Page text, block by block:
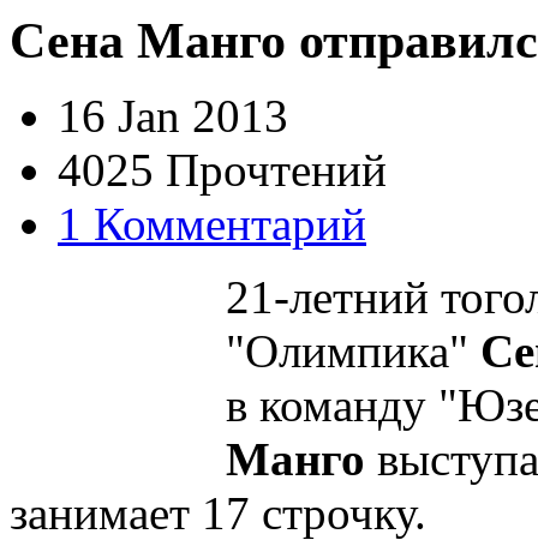
Сена Манго
16 Jan 2013
4025 Прочтений
1 Комментарий
21-летний
"Олимпика"
в команду
Манго
занимает 17 строчку.